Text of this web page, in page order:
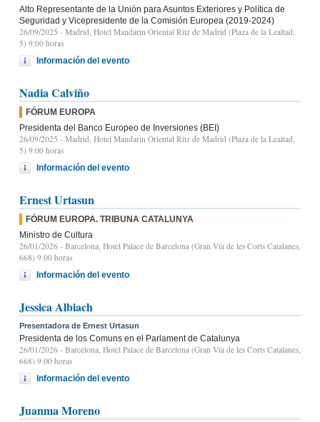
Alto Representante de la Unión para Asuntos Exteriores y Política de
Seguridad y Vicepresidente de la Comisión Europea (2019-2024)
26/09/2025 - Madrid, Hotel Mandarin Oriental Ritz de Madrid (Plaza de la Lealtad,
5) 9:00 horas
Información del evento
Nadia Calviño
FÓRUM EUROPA
Presidenta del Banco Europeo de Inversiones (BEI)
26/09/2025 - Madrid, Hotel Mandarin Oriental Ritz de Madrid (Plaza de la Lealtad,
5) 9:00 horas
Información del evento
Ernest Urtasun
FÓRUM EUROPA. TRIBUNA CATALUNYA
Ministro de Cultura
26/01/2026 - Barcelona, Hotel Palace de Barcelona (Gran Vía de les Corts Catalanes,
668) 9.00 horas
Información del evento
Jessica Albiach
Presentadora de Ernest Urtasun
Presidenta de los Comuns en el Parlament de Catalunya
26/01/2026 - Barcelona, Hotel Palace de Barcelona (Gran Vía de les Corts Catalanes,
668) 9.00 horas
Información del evento
Juanma Moreno